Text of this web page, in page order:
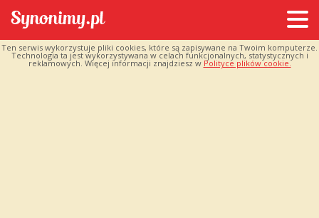
Ten serwis wykorzystuje pliki cookies, które są zapisywane na Twoim komputerze.
Technologia ta jest wykorzystywana w celach funkcjonalnych, statystycznych i
reklamowych. Więcej informacji znajdziesz w Polityce plików cookie.